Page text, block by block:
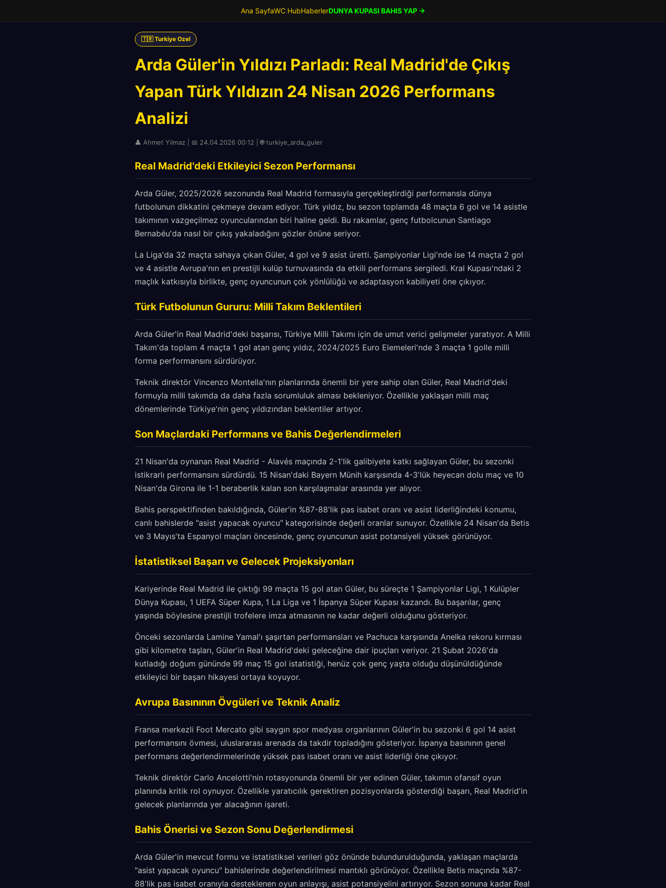
Ana SayfaWC HubHaberlerDUNYA KUPASI BAHIS YAP →
🇹🇷 Turkiye Ozel
Arda Güler'in Yıldızı Parladı: Real Madrid'de Çıkış
Yapan Türk Yıldızın 24 Nisan 2026 Performans
Analizi
👤 Ahmet Yilmaz | 📅 24.04.2026 00:12 | 🌐 turkiye_arda_guler
Real Madrid'deki Etkileyici Sezon Performansı
Arda Güler, 2025/2026 sezonunda Real Madrid formasıyla gerçekleştirdiği performansla dünya
futbolunun dikkatini çekmeye devam ediyor. Türk yıldız, bu sezon toplamda 48 maçta 6 gol ve 14 asistle
takımının vazgeçilmez oyuncularından biri haline geldi. Bu rakamlar, genç futbolcunun Santiago
Bernabéu'da nasıl bir çıkış yakaladığını gözler önüne seriyor.
La Liga'da 32 maçta sahaya çıkan Güler, 4 gol ve 9 asist üretti. Şampiyonlar Ligi'nde ise 14 maçta 2 gol
ve 4 asistle Avrupa'nın en prestijli kulüp turnuvasında da etkili performans sergiledi. Kral Kupası'ndaki 2
maçlık katkısıyla birlikte, genç oyuncunun çok yönlülüğü ve adaptasyon kabiliyeti öne çıkıyor.
Türk Futbolunun Gururu: Milli Takım Beklentileri
Arda Güler'in Real Madrid'deki başarısı, Türkiye Milli Takımı için de umut verici gelişmeler yaratıyor. A Milli
Takım'da toplam 4 maçta 1 gol atan genç yıldız, 2024/2025 Euro Elemeleri'nde 3 maçta 1 golle milli
forma performansını sürdürüyor.
Teknik direktör Vincenzo Montella'nın planlarında önemli bir yere sahip olan Güler, Real Madrid'deki
formuyla milli takımda da daha fazla sorumluluk alması bekleniyor. Özellikle yaklaşan milli maç
dönemlerinde Türkiye'nin genç yıldızından beklentiler artıyor.
Son Maçlardaki Performans ve Bahis Değerlendirmeleri
21 Nisan'da oynanan Real Madrid - Alavés maçında 2-1'lik galibiyete katkı sağlayan Güler, bu sezonki
istikrarlı performansını sürdürdü. 15 Nisan'daki Bayern Münih karşısında 4-3'lük heyecan dolu maç ve 10
Nisan'da Girona ile 1-1 beraberlik kalan son karşılaşmalar arasında yer alıyor.
Bahis perspektifinden bakıldığında, Güler'in %87-88'lik pas isabet oranı ve asist liderliğindeki konumu,
canlı bahislerde "asist yapacak oyuncu" kategorisinde değerli oranlar sunuyor. Özellikle 24 Nisan'da Betis
ve 3 Mayıs'ta Espanyol maçları öncesinde, genç oyuncunun asist potansiyeli yüksek görünüyor.
İstatistiksel Başarı ve Gelecek Projeksiyonları
Kariyerinde Real Madrid ile çıktığı 99 maçta 15 gol atan Güler, bu süreçte 1 Şampiyonlar Ligi, 1 Kulüpler
Dünya Kupası, 1 UEFA Süper Kupa, 1 La Liga ve 1 İspanya Süper Kupası kazandı. Bu başarılar, genç
yaşında böylesine prestijli trofelere imza atmasının ne kadar değerli olduğunu gösteriyor.
Önceki sezonlarda Lamine Yamal'ı şaşırtan performansları ve Pachuca karşısında Anelka rekoru kırması
gibi kilometre taşları, Güler'in Real Madrid'deki geleceğine dair ipuçları veriyor. 21 Şubat 2026'da
kutladığı doğum gününde 99 maç 15 gol istatistiği, henüz çok genç yaşta olduğu düşünüldüğünde
etkileyici bir başarı hikayesi ortaya koyuyor.
Avrupa Basınının Övgüleri ve Teknik Analiz
Fransa merkezli Foot Mercato gibi saygın spor medyası organlarının Güler'in bu sezonki 6 gol 14 asist
performansını övmesi, uluslararası arenada da takdir topladığını gösteriyor. İspanya basınının genel
performans değerlendirmelerinde yüksek pas isabet oranı ve asist liderliği öne çıkıyor.
Teknik direktör Carlo Ancelotti'nin rotasyonunda önemli bir yer edinen Güler, takımın ofansif oyun
planında kritik rol oynuyor. Özellikle yaratıcılık gerektiren pozisyonlarda gösterdiği başarı, Real Madrid'in
gelecek planlarında yer alacağının işareti.
Bahis Önerisi ve Sezon Sonu Değerlendirmesi
Arda Güler'in mevcut formu ve istatistiksel verileri göz önünde bulundurulduğunda, yaklaşan maçlarda
"asist yapacak oyuncu" bahislerinde değerlendirilmesi mantıklı görünüyor. Özellikle Betis maçında %87-
88'lik pas isabet oranıyla desteklenen oyun anlayışı, asist potansiyelini artırıyor. Sezon sonuna kadar Real